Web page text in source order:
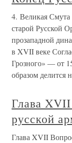
4. Великая
старой Русской
прозападной
в XVII веке
Грозного» — от
образом
Глава
русской
Глава XVII